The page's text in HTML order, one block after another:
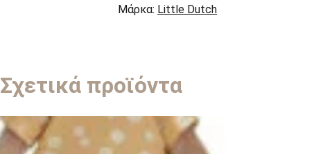
Μάρκα: Little Dutch
Σχετικά προϊόντα